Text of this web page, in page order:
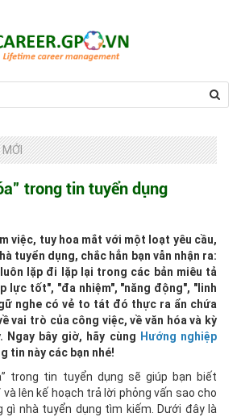
trong tin tuyển dụng
việc, tuy hoa mắt với một loạt yêu cầu,
tuyển dụng, chắc hẳn bạn vẫn nhận ra:
lặp đi lặp lại trong các bản miêu tả
lực tốt", "đa nhiệm", "năng động", "linh
nghe có vẻ to tát đó thực ra ẩn chứa
vai trò của công việc, về văn hóa và kỳ
Ngay bây giờ, hãy cùng Hướng nghiệp
tin này các bạn nhé!
trong tin tuyển dụng sẽ giúp bạn biết
lên kế hoạch trả lời phỏng vấn sao cho
gì nhà tuyển dụng tìm kiếm. Dưới đây là